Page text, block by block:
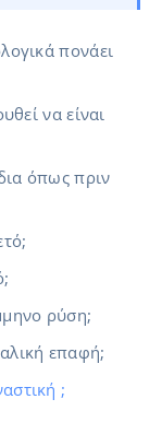
πονάει
να είναι
όπως πριν
ρύση;
επαφή;
;